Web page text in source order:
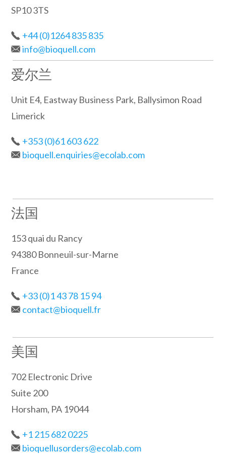
SP10 3TS
+44 (0)1264 835 835
info@bioquell.com
爱尔兰
Unit E4, Eastway Business Park, Ballysimon Road
Limerick
+353 (0)61 603 622
bioquell.enquiries@ecolab.com
法国
153 quai du Rancy
94380 Bonneuil-sur-Marne
France
+33 (0)1 43 78 15 94
contact@bioquell.fr
美国
702 Electronic Drive
Suite 200
Horsham, PA 19044
+1 215 682 0225
bioquellusorders@ecolab.com